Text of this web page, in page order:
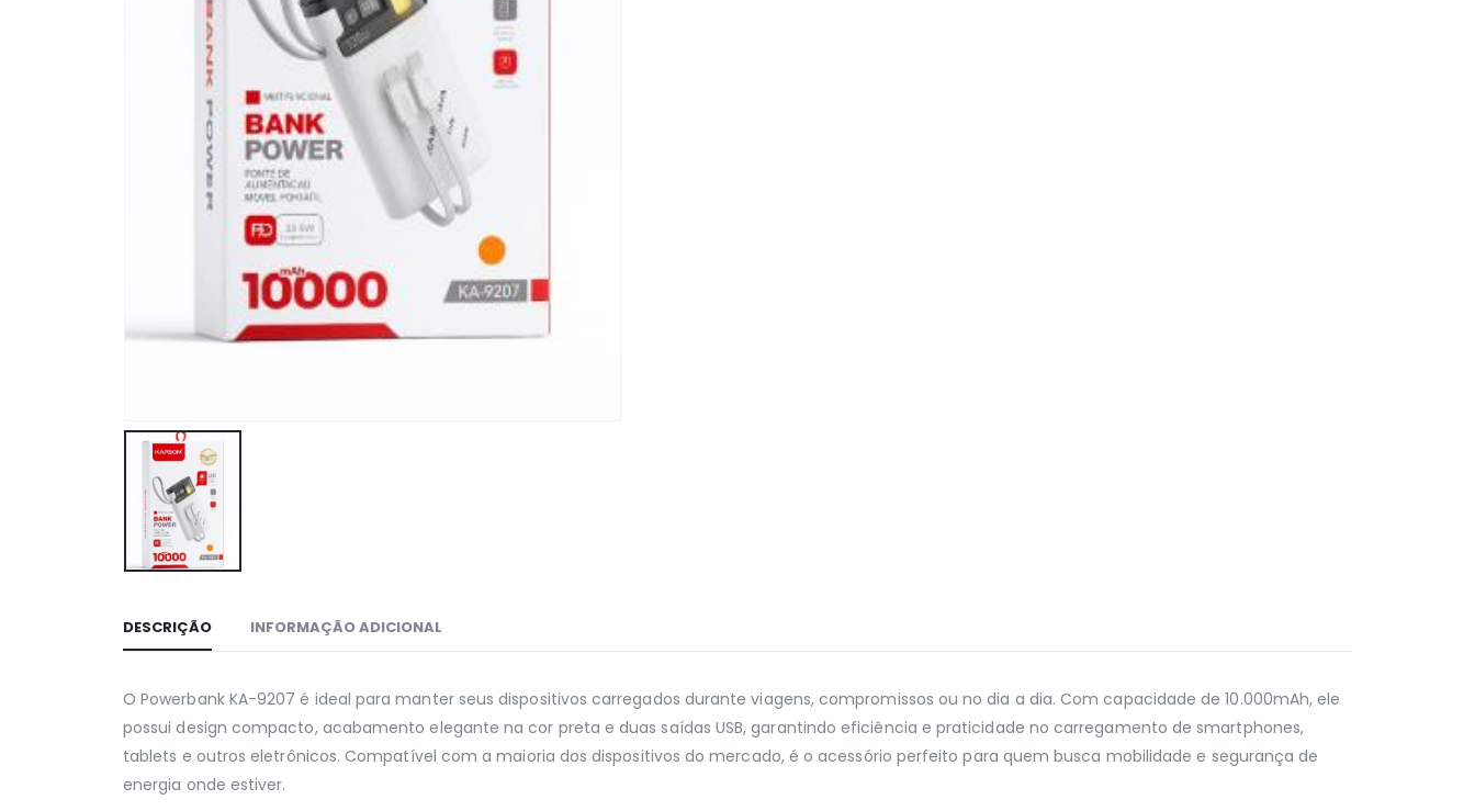
DESCRIÇÃO INFORMAÇÃO ADICIONAL
O Powerbank KA-9207 é ideal para manter seus dispositivos carregados durante viagens, compromissos ou no dia a dia. Com capacidade de 10.000mAh, ele
possui design compacto, acabamento elegante na cor preta e duas saídas USB, garantindo eficiência e praticidade no carregamento de smartphones,
tablets e outros eletrônicos. Compatível com a maioria dos dispositivos do mercado, é o acessório perfeito para quem busca mobilidade e segurança de
energia onde estiver.